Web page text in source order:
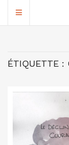
ÉTIQUETTE :